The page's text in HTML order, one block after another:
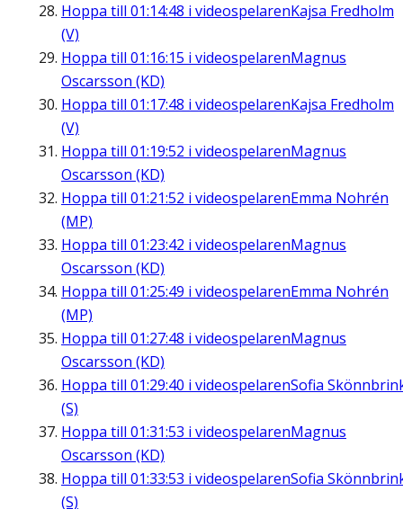
Hoppa till 01:14:48 i videospelarenKajsa Fredholm
(V)
Hoppa till 01:16:15 i videospelarenMagnus
Oscarsson (KD)
Hoppa till 01:17:48 i videospelarenKajsa Fredholm
(V)
Hoppa till 01:19:52 i videospelarenMagnus
Oscarsson (KD)
Hoppa till 01:21:52 i videospelarenEmma Nohrén
(MP)
Hoppa till 01:23:42 i videospelarenMagnus
Oscarsson (KD)
Hoppa till 01:25:49 i videospelarenEmma Nohrén
(MP)
Hoppa till 01:27:48 i videospelarenMagnus
Oscarsson (KD)
Hoppa till 01:29:40 i videospelarenSofia
(S)
Hoppa till 01:31:53 i videospelarenMagnus
Oscarsson (KD)
Hoppa till 01:33:53 i videospelarenSofia
(S)